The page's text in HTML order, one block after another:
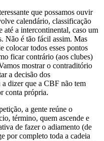
que possamos ouvir
calendário, classificação
até a intercontinental, caso um
Não é tão fácil assim. Mas
colocar todos esses pontos
ficar contrário (aos clubes)
mostrar o contraditório
a decisão dos
dizer que a CBF não tem
conta própria.
a gente reúne o
término, quem ascende e
de fazer o adiamento (de
por completo toda a cadeia